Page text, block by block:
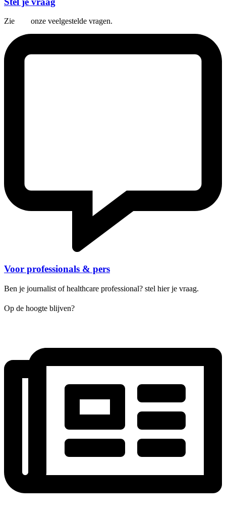
Zie onze veelgestelde vragen.
Voor professionals & pers
Ben je journalist of healthcare professional? stel hier je vraag.
Op de hoogte blijven?